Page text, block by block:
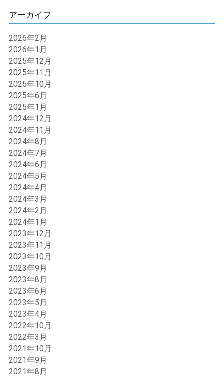
アーカイブ
2026年2月
2026年1月
2025年12月
2025年11月
2025年10月
2025年6月
2025年1月
2024年12月
2024年11月
2024年8月
2024年7月
2024年6月
2024年5月
2024年4月
2024年3月
2024年2月
2024年1月
2023年12月
2023年11月
2023年10月
2023年9月
2023年8月
2023年6月
2023年5月
2023年4月
2022年10月
2022年3月
2021年10月
2021年9月
2021年8月